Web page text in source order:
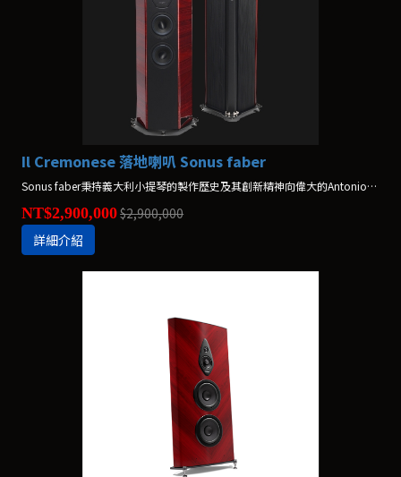
Il Cremonese 落地喇叭 Sonus faber
Sonus faber秉持義大利小提琴的製作歷史及其創新精神向偉大的Antonio Stradivari致敬。即便作為代表Stradivari的樂器，Il Cremonese仍是結合科學研究與深厚熱情的成果。
NT$2,900,000$2,900,000
詳細介紹